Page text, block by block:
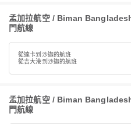
孟加拉航空 / Biman
門航線
從達卡到沙迦的航班
從吉大港到沙迦的航班
孟加拉航空 / Biman
門航線